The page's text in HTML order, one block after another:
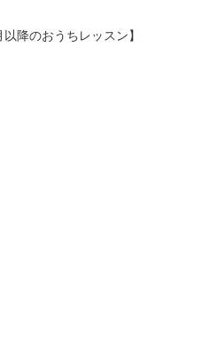
降のおうちレッスン】